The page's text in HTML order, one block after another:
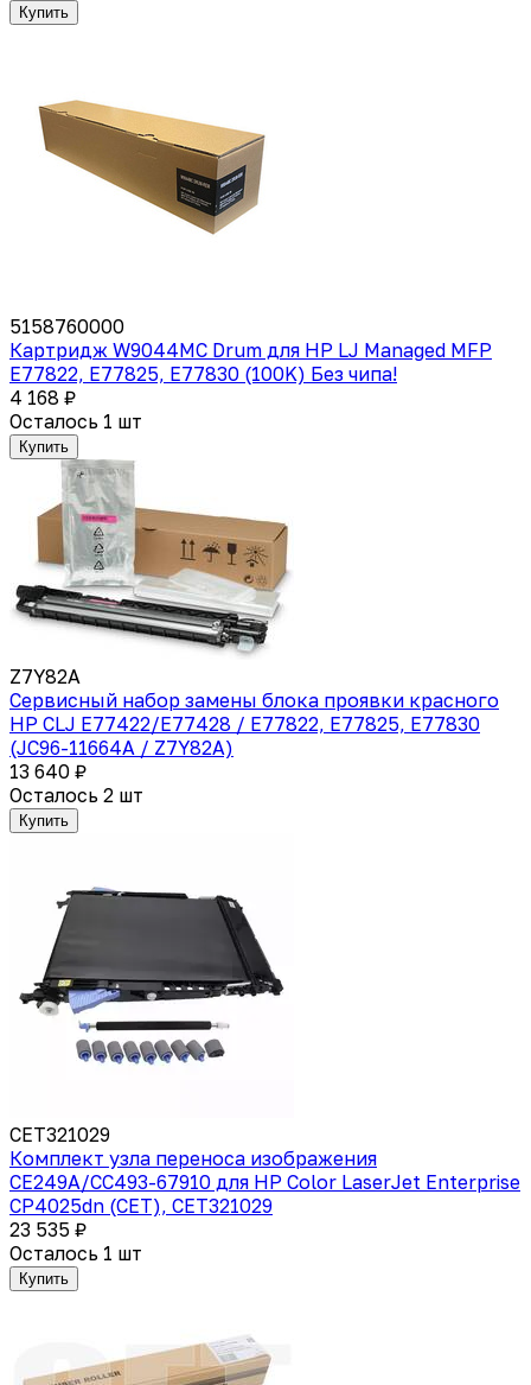
Купить
5158760000
Картридж W9044MC Drum для HP LJ Managed MFP
E77822, E77825, E77830 (100K) Без чипа!
4 168 ₽
Осталось 1 шт
Купить
Z7Y82A
Сервисный набор замены блока проявки красного
HP CLJ E77422/E77428 / E77822, E77825, E77830
(JC96-11664A / Z7Y82A)
13 640 ₽
Осталось 2 шт
Купить
CET321029
Комплект узла переноса изображения
CE249A/CC493-67910 для HP Color LaserJet Enterprise
CP4025dn (CET), CET321029
23 535 ₽
Осталось 1 шт
Купить